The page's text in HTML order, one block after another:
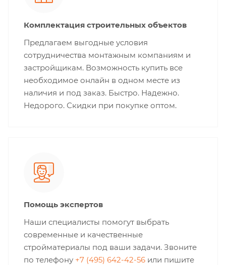
Комплектация строительных объектов
Предлагаем выгодные условия
сотрудничества монтажным компаниям и
застройщикам. Возможность купить все
необходимое онлайн в одном месте из
наличия и под заказ. Быстро. Надежно.
Недорого. Скидки при покупке оптом.
Помощь экспертов
Наши специалисты помогут выбрать
современные и качественные
стройматериалы под ваши задачи. Звоните
по телефону +7 (495) 642-42-56 или пишите